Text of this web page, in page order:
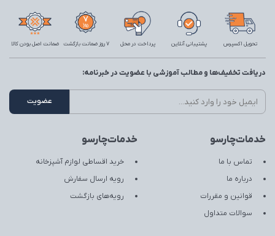
تحویل اکسپرس پشتیبانی آنلاین پرداخت در محل 7 روز ضمانت بازگشت ضمانت اصل بودن کالا
خدمات‌چارسو
تماس با ما
درباره ما
قوانین و مقررات
سوالات متداول
خدمات‌چارسو
خرید اقساطی لوازم آشپزخانه
رویه ارسال سفارش
رویه‌های بازگشت
دریافت تخفیف‌ها و مطالب آموزشی با عضویت در خبرنامه: